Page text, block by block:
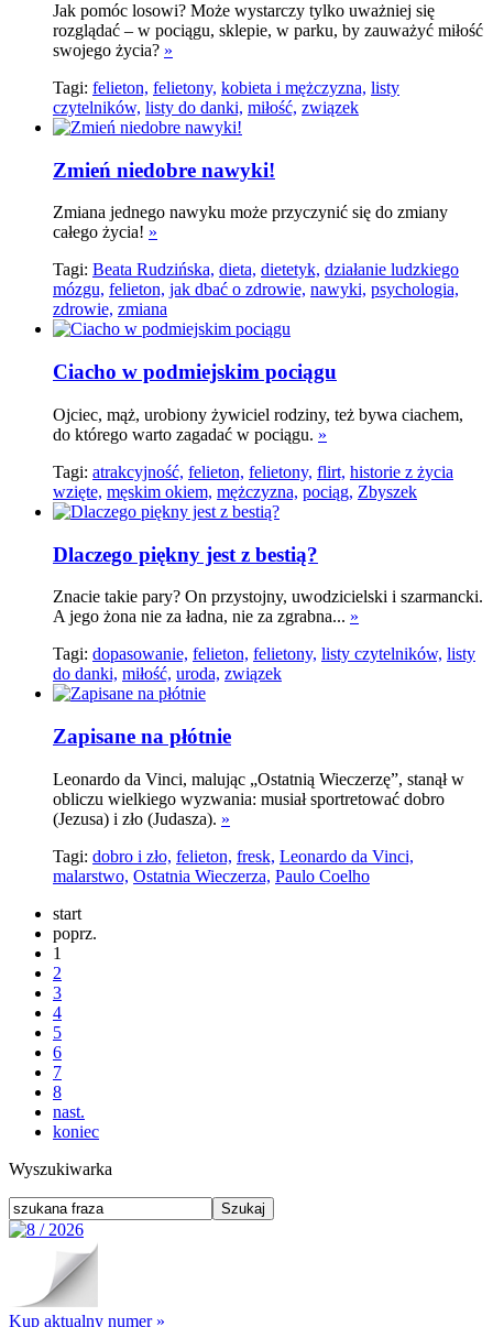
Jak pomóc losowi? Może wystarczy tylko uważniej się
rozglądać – w pociągu, sklepie, w parku, by zauważyć miłość
swojego życia? »
Tagi: felieton, felietony, kobieta i mężczyzna, listy
czytelników, listy do danki, miłość, związek
Zmień niedobre nawyki!
Zmiana jednego nawyku może przyczynić się do zmiany
całego życia! »
Tagi: Beata Rudzińska, dieta, dietetyk, działanie ludzkiego
mózgu, felieton, jak dbać o zdrowie, nawyki, psychologia,
zdrowie, zmiana
Ciacho w podmiejskim pociągu
Ojciec, mąż, urobiony żywiciel rodziny, też bywa ciachem,
do którego warto zagadać w pociągu. »
Tagi: atrakcyjność, felieton, felietony, flirt, historie z życia
wzięte, męskim okiem, mężczyzna, pociąg, Zbyszek
Dlaczego piękny jest z bestią?
Znacie takie pary? On przystojny, uwodzicielski i szarmancki.
A jego żona nie za ładna, nie za zgrabna... »
Tagi: dopasowanie, felieton, felietony, listy czytelników, listy
do danki, miłość, uroda, związek
Zapisane na płótnie
Leonardo da Vinci, malując „Ostatnią Wieczerzę”, stanął w
obliczu wielkiego wyzwania: musiał sportretować dobro
(Jezusa) i zło (Judasza). »
Tagi: dobro i zło, felieton, fresk, Leonardo da Vinci,
malarstwo, Ostatnia Wieczerza, Paulo Coelho
start
poprz.
1
2
3
4
5
6
7
8
nast.
koniec
Wyszukiwarka
Kup aktualny numer »